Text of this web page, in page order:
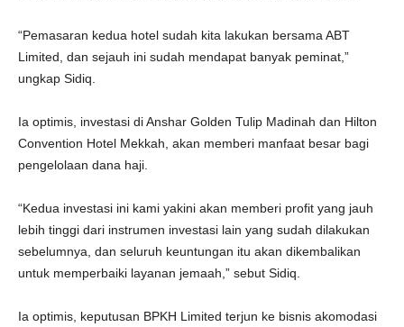
“Pemasaran kedua hotel sudah kita lakukan bersama ABT
Limited, dan sejauh ini sudah mendapat banyak peminat,”
ungkap Sidiq.
Ia optimis, investasi di Anshar Golden Tulip Madinah dan Hilton
Convention Hotel Mekkah, akan memberi manfaat besar bagi
pengelolaan dana haji.
“Kedua investasi ini kami yakini akan memberi profit yang jauh
lebih tinggi dari instrumen investasi lain yang sudah dilakukan
sebelumnya, dan seluruh keuntungan itu akan dikembalikan
untuk memperbaiki layanan jemaah,” sebut Sidiq.
Ia optimis, keputusan BPKH Limited terjun ke bisnis akomodasi